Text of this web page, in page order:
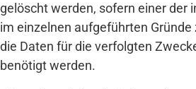
gelöscht werden, sofern einer der
im einzelnen aufgeführten
die Daten für die verfolgten
benötigt werden.